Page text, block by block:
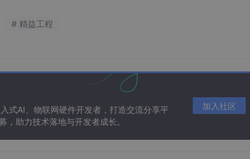
云）
# 精益工程
式AI、物联网硬件开发者，打造交流分享平
，助力技术落地与开发者成长。
加入社区